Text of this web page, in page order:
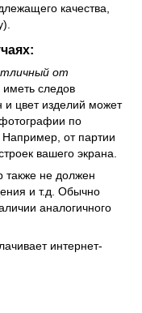
качества,
от
следов
и цвет изделий может
фотографии по
Например, от партии
вашего экрана.
также не должен
и т.д. Обычно
аналогичного
интернет-